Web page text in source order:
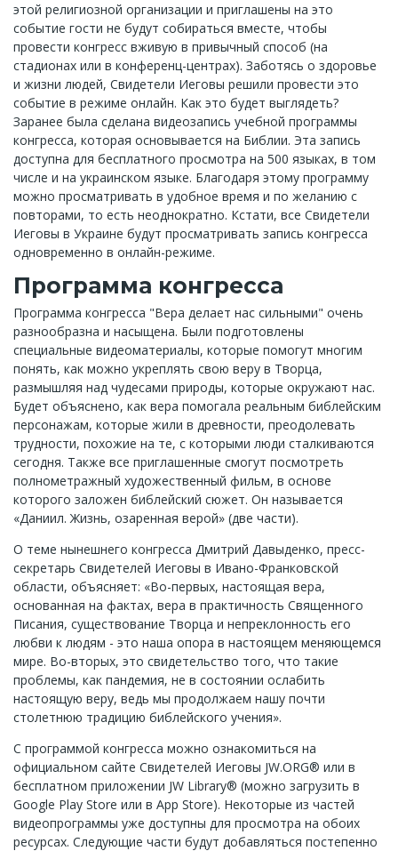
этой религиозной организации и приглашены на это
событие гости не будут собираться вместе, чтобы
провести конгресс вживую в привычный способ (на
стадионах или в конференц-центрах). Заботясь о здоровье
и жизни людей, Свидетели Иеговы решили провести это
событие в режиме онлайн. Как это будет выглядеть?
Заранее была сделана видеозапись учебной программы
конгресса, которая основывается на Библии. Эта запись
доступна для бесплатного просмотра на 500 языках, в том
числе и на украинском языке. Благодаря этому программу
можно просматривать в удобное время и по желанию с
повторами, то есть неоднократно. Кстати, все Свидетели
Иеговы в Украине будут просматривать запись конгресса
одновременно в онлайн-режиме.
Программа конгресса
Программа конгресса "Вера делает нас сильными" очень
разнообразна и насыщена. Были подготовлены
специальные видеоматериалы, которые помогут многим
понять, как можно укреплять свою веру в Творца,
размышляя над чудесами природы, которые окружают нас.
Будет объяснено, как вера помогала реальным библейским
персонажам, которые жили в древности, преодолевать
трудности, похожие на те, с которыми люди сталкиваются
сегодня. Также все приглашенные смогут посмотреть
полнометражный художественный фильм, в основе
которого заложен библейский сюжет. Он называется
«Даниил. Жизнь, озаренная верой» (две части).
О теме нынешнего конгресса Дмитрий Давыденко, пресс-
секретарь Свидетелей Иеговы в Ивано-Франковской
области, объясняет: «Во-первых, настоящая вера,
основанная на фактах, вера в практичность Священного
Писания, существование Творца и непреклонность его
любви к людям - это наша опора в настоящем меняющемся
мире. Во-вторых, это свидетельство того, что такие
проблемы, как пандемия, не в состоянии ослабить
настоящую веру, ведь мы продолжаем нашу почти
столетнюю традицию библейского учения».
С программой конгресса можно ознакомиться на
официальном сайте Свидетелей Иеговы JW.ORG® или в
бесплатном приложении JW Library® (можно загрузить в
Google Play Store или в App Store). Некоторые из частей
видеопрограммы уже доступны для просмотра на обоих
ресурсах. Следующие части будут добавляться постепенно